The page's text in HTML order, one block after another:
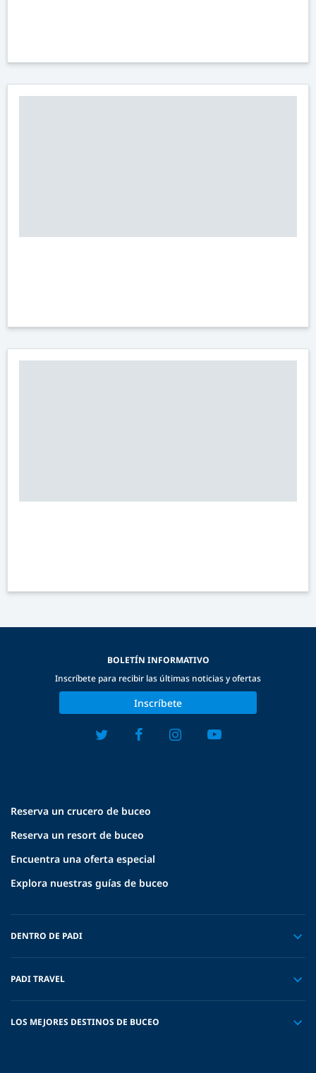
Reserva un crucero de buceo
Reserva un resort de buceo
Encuentra una oferta especial
Explora nuestras guías de buceo
DENTRO DE PADI
PADI TRAVEL
LOS MEJORES DESTINOS DE BUCEO
BOLETÍN INFORMATIVO
Inscríbete para recibir las últimas noticias y ofertas
Inscríbete